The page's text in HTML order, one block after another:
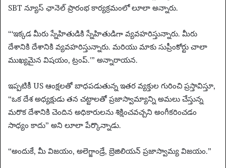
SBT న్యూస్ ఛానెల్ ప్రారంభ కార్యక్రమంలో లూలా అన్నారు.
“‘ఇక్కడ మీరు స్నేహితుడికి స్నేహితుడిగా వ్యవహరిస్తున్నారు. మీరు
దేశానికి దేశానికి వ్యవహరిస్తున్నారు. మరియు మాకు సుప్రీంకోర్టు చాలా
ముఖ్యమైన విషయం, ట్రంప్.'” అన్నారాయన.
ఇప్పటికీ US ఆంక్షలతో బాధపడుతున్న ఇతర వ్యక్తుల గురించి ప్రస్తావిస్తూ,
“ఒక దేశ అధ్యక్షుడు తన చట్టాలతో ప్రజాస్వామ్యాన్ని అమలు చేస్తున్న
మరొక దేశానికి చెందిన అధికారులను శిక్షించవచ్చని అంగీకరించడం
సాధ్యం కాదు” అని లూలా పేర్కొన్నాడు.
“అందుకే, మీ విజయం, అలెగ్జాండ్రే, బ్రెజిలియన్ ప్రజాస్వామ్య విజయం.”